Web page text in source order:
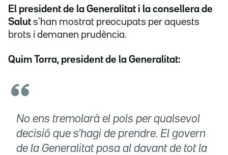
El president de la Generalitat i la consellera de
Salut s'han mostrat preocupats per aquests
brots i demanen prudència.
Quim Torra, president de la Generalitat:
No ens tremolarà el pols per qualsevol
decisió que s'hagi de prendre. El govern
de la Generalitat posa al davant de tot la